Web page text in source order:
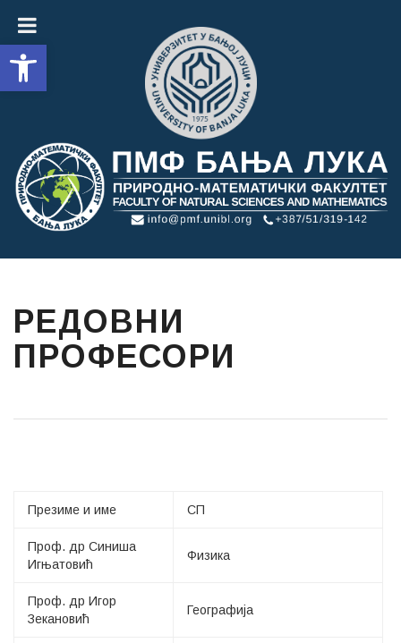
Open toolbar
РЕДОВНИ
ПРОФЕСОРИ
Презиме и име СП
Проф. др Синиша
Игњатовић
Физика
Проф. др Игор
Зекановић
Географија